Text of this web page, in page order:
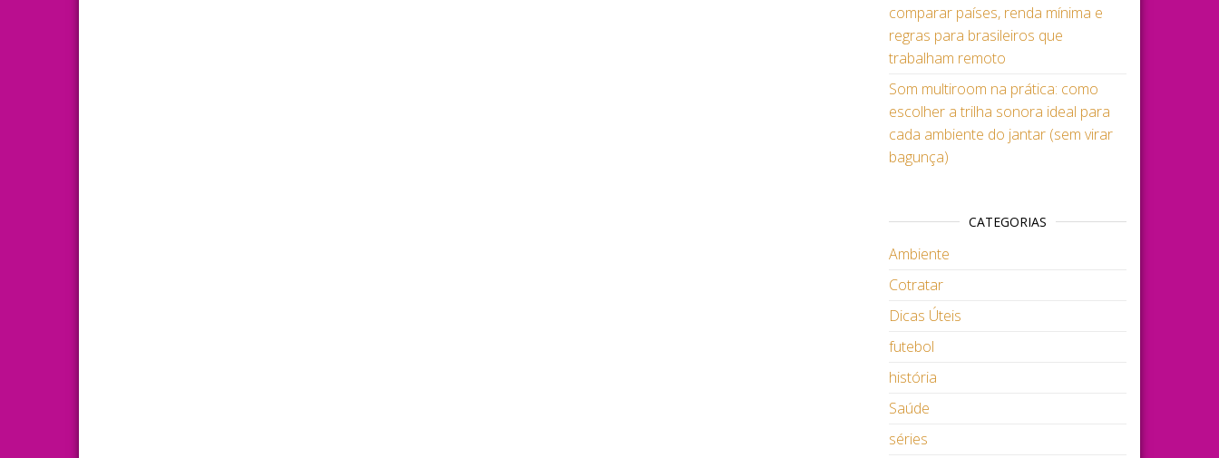
comparar países, renda mínima e
regras para brasileiros que
trabalham remoto
Som multiroom na prática: como
escolher a trilha sonora ideal para
cada ambiente do jantar (sem virar
bagunça)
CATEGORIAS
Ambiente
Cotratar
Dicas Úteis
futebol
história
Saúde
séries